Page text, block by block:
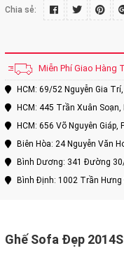
Chia sẻ:
Miễn Phí Giao Hàng
HCM: 69/52 Nguyễn Gia
HCM: 445 Trần Xuân Soạn,
HCM: 656 Võ Nguyên
Biên Hòa: 24 Nguyễn Văn
Bình Dương: 341 Đường
Bình Định: 1002 Trần Hưng
Ghế Sofa Đẹp